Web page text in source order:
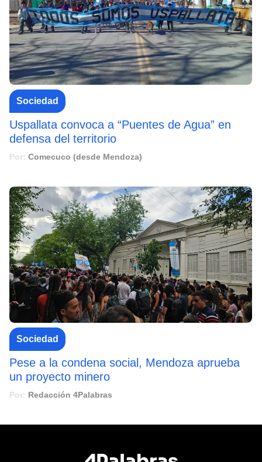
Sociedad
Uspallata convoca a “Puentes de Agua” en
defensa del territorio
Por: Comecuco (desde Mendoza)
Sociedad
Pese a la condena social, Mendoza aprueba
un proyecto minero
Por: Redacción 4Palabras